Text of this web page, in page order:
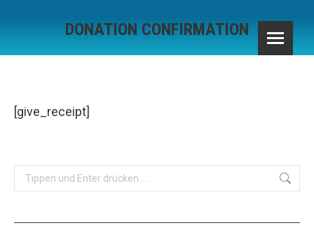
DONATION CONFIRMATION
Sie befinden sich hier:
[give_receipt]